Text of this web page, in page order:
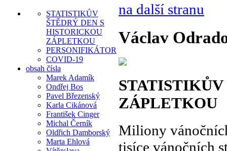
STATISTIKŮV
ŠTĚDRÝ DEN S
HISTORICKOU
ZÁPLETKOU
PERSONIFIKÁTOR
COVID-19
obsah čísla
Marek Adamík
Ondřej Bos
Pavel Březenský
Karla Cikánová
František Cinger
Michal Černík
Oldřich Damborský
Marta Ehlová
na další stranu
Václav
STATISTIKŮV
ZÁPLETKOU
Miliony
tisíce vánočních